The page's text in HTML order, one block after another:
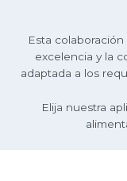
Esta
excelencia y la
adaptada a los
Elija nuestra